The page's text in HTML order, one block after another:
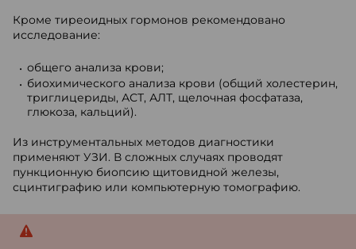
Кроме тиреоидных гормонов рекомендовано
исследование:
общего анализа крови;
биохимического анализа крови (общий холестерин,
триглицериды, АСТ, АЛТ, щелочная фосфатаза,
глюкоза, кальций).
Из инструментальных методов диагностики
применяют УЗИ. В сложных случаях проводят
пункционную биопсию щитовидной железы,
сцинтиграфию или компьютерную томографию.